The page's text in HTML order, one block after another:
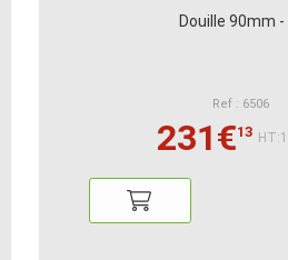
Douille 90mm -
Ref : 6506
231€13